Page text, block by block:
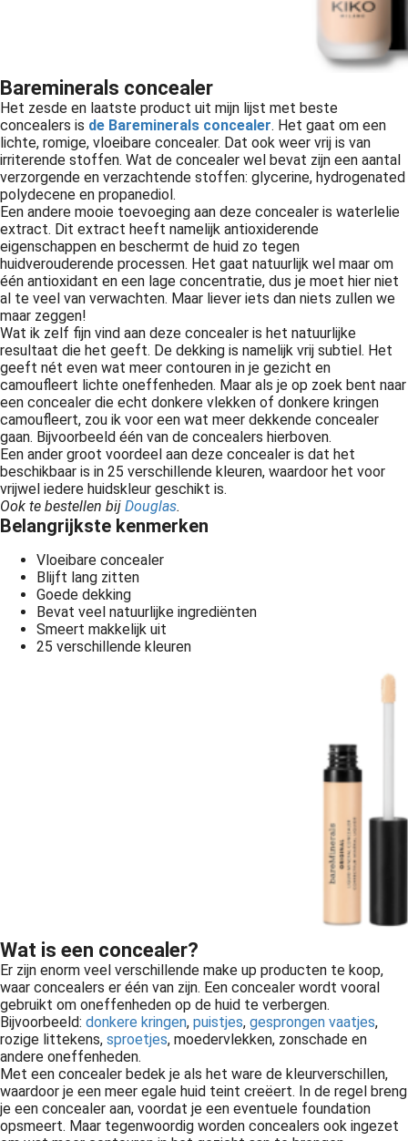
Bareminerals concealer
Het zesde en laatste product uit mijn lijst met beste
concealers is de Bareminerals concealer. Het gaat om een
lichte, romige, vloeibare concealer. Dat ook weer vrij is van
irriterende stoffen. Wat de concealer wel bevat zijn een aantal
verzorgende en verzachtende stoffen: glycerine, hydrogenated
polydecene en propanediol.
Een andere mooie toevoeging aan deze concealer is waterlelie
extract. Dit extract heeft namelijk antioxiderende
eigenschappen en beschermt de huid zo tegen
huidverouderende processen. Het gaat natuurlijk wel maar om
één antioxidant en een lage concentratie, dus je moet hier niet
al te veel van verwachten. Maar liever iets dan niets zullen we
maar zeggen!
Wat ik zelf fijn vind aan deze concealer is het natuurlijke
resultaat die het geeft. De dekking is namelijk vrij subtiel. Het
geeft nét even wat meer contouren in je gezicht en
camoufleert lichte oneffenheden. Maar als je op zoek bent naar
een concealer die echt donkere vlekken of donkere kringen
camoufleert, zou ik voor een wat meer dekkende concealer
gaan. Bijvoorbeeld één van de concealers hierboven.
Een ander groot voordeel aan deze concealer is dat het
beschikbaar is in 25 verschillende kleuren, waardoor het voor
vrijwel iedere huidskleur geschikt is.
Ook te bestellen bij Douglas.
Belangrijkste kenmerken
Vloeibare concealer
Blijft lang zitten
Goede dekking
Bevat veel natuurlijke ingrediënten
Smeert makkelijk uit
25 verschillende kleuren
Wat is een concealer?
Er zijn enorm veel verschillende make up producten te koop,
waar concealers er één van zijn. Een concealer wordt vooral
gebruikt om oneffenheden op de huid te verbergen.
Bijvoorbeeld: donkere kringen, puistjes, gesprongen vaatjes,
rozige littekens, sproetjes, moedervlekken, zonschade en
andere oneffenheden.
Met een concealer bedek je als het ware de kleurverschillen,
waardoor je een meer egale huid teint creëert. In de regel breng
je een concealer aan, voordat je een eventuele foundation
opsmeert. Maar tegenwoordig worden concealers ook ingezet